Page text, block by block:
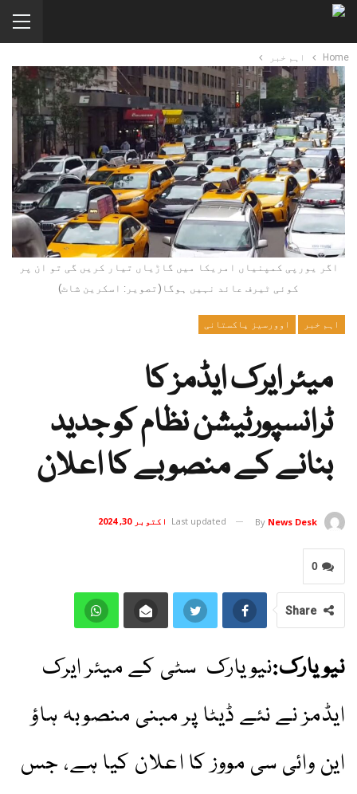
Home اہم خبر
اگر یورپی کمپنیاں امریکا میں گاڑیاں تیار کریں گی تو ان پر
کوئی ٹیرف عائد نہیں ہوگا(تصویر: اسکرین شاٹ)
اہم خبر اوورسیز پاکستانی
میئر ایرک ایڈمز کا
ٹرانسپورٹیشن نظام کو جدید
بنانے کے منصوبے کا اعلان
By News Desk
Last updated اکتوبر 30, 2024
0
Share
نیویارک:نیویارک سٹی کے میئر ایرک
ایڈمز نے نئے ڈیٹا پر مبنی منصوبہ ہاؤ
این وائی سی مووز کا اعلان کیا ہے، جس